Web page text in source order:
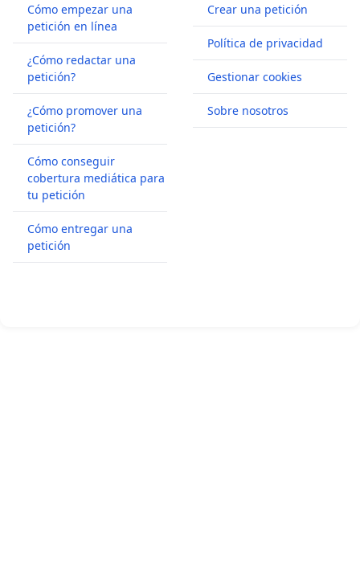
Cómo empezar una
petición en línea
¿Cómo redactar una
petición?
¿Cómo promover una
petición?
Cómo conseguir
cobertura mediática para
tu petición
Cómo entregar una
petición
Crear una petición
Política de privacidad
Gestionar cookies
Sobre nosotros